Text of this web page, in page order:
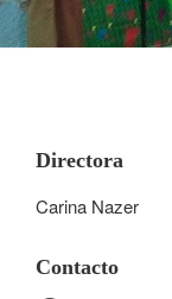
Directora
Carina Nazer
Contacto